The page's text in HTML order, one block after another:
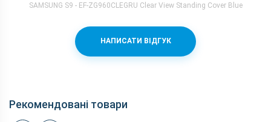
SAMSUNG S9 - EF-ZG960CLEGRU Clear View Standing Cover Blue
НАПИСАТИ ВІДГУК
Рекомендовані товари